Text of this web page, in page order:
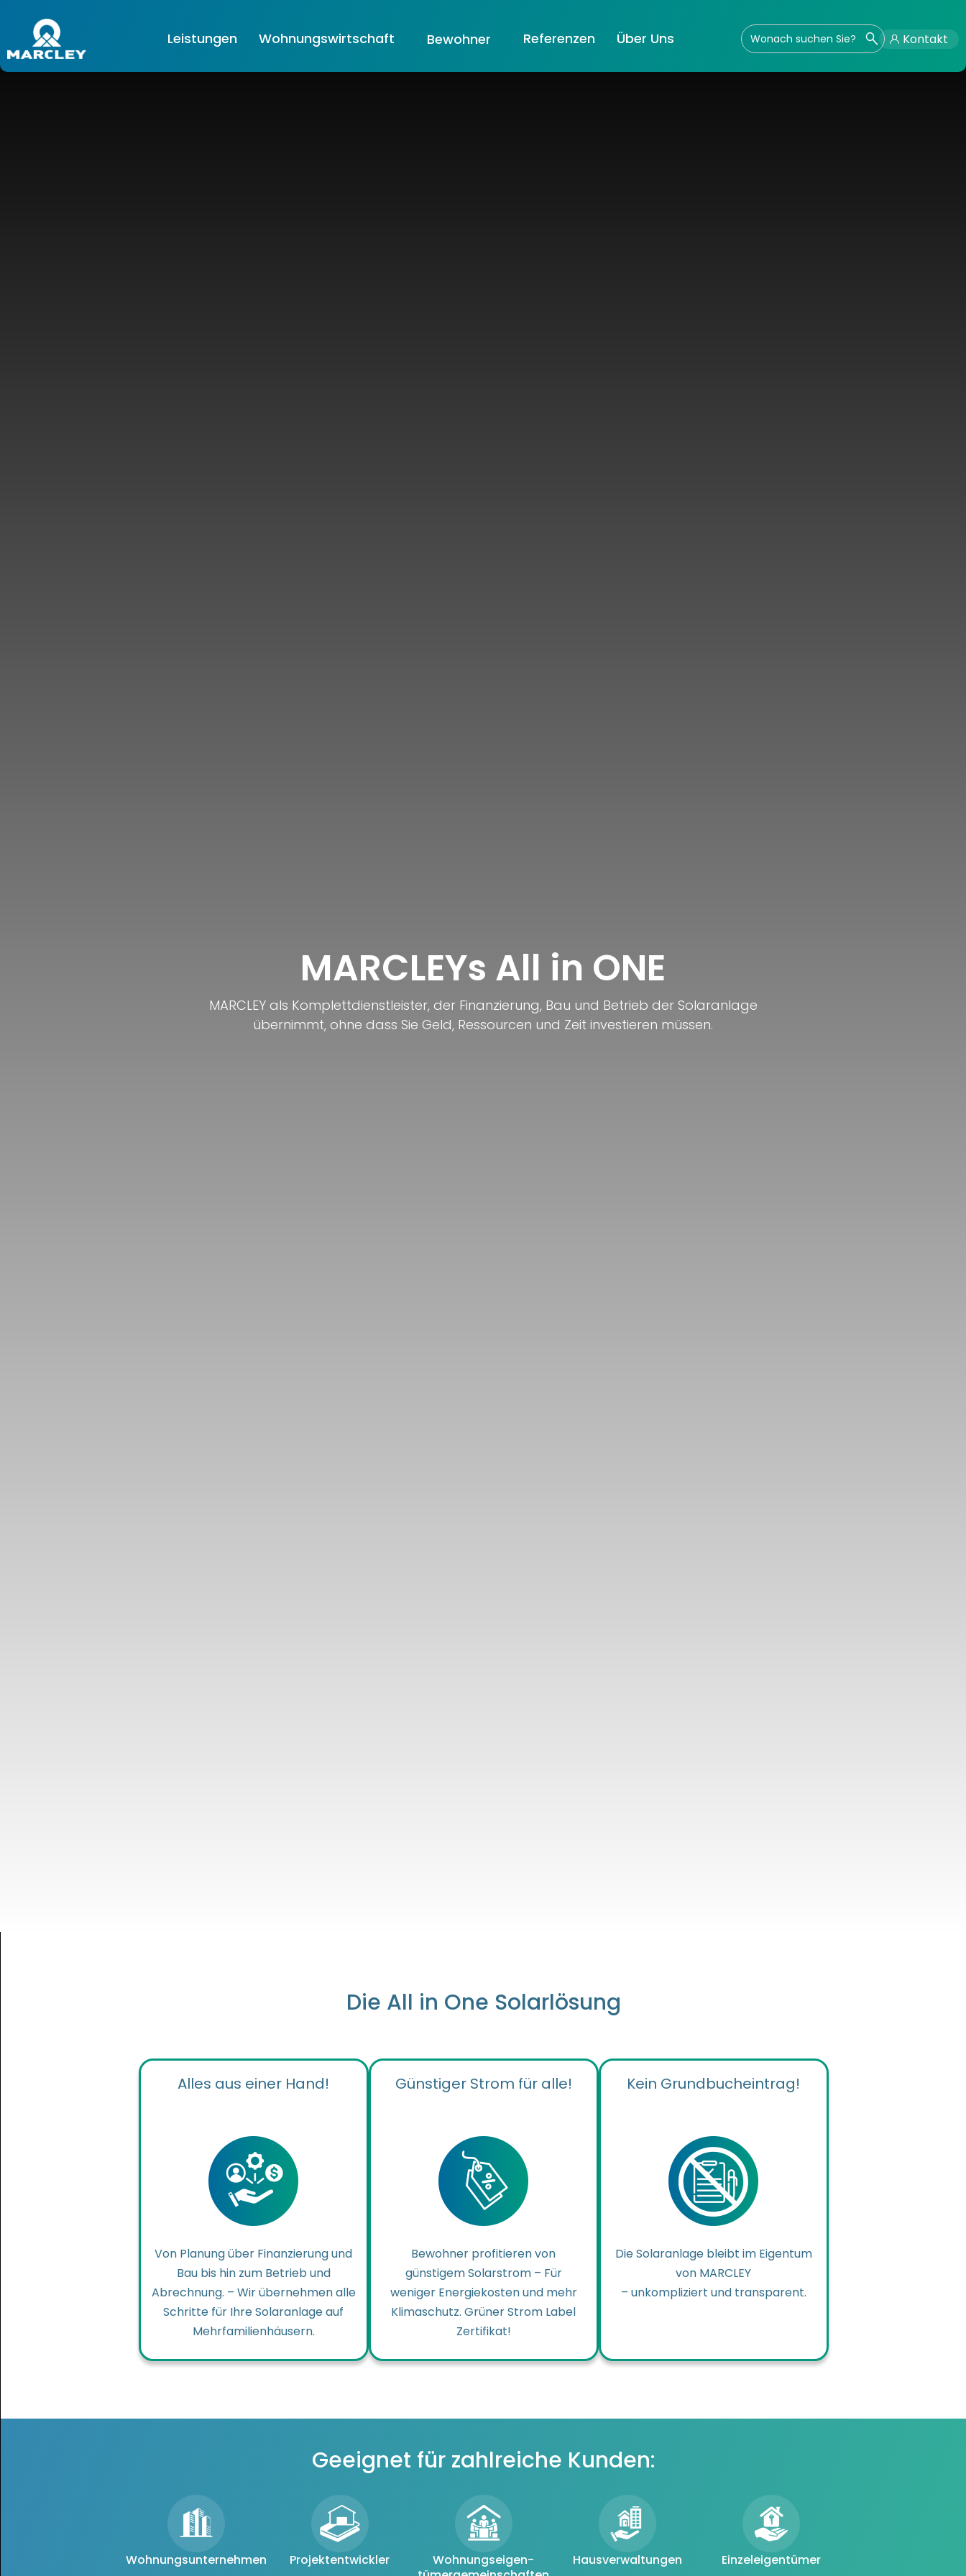
Leistungen Wohnungswirtschaft Bewohner Referenzen Über Uns Kontakt
MARCLEYs All in ONE
MARCLEY als Komplettdienstleister, der Finanzierung, Bau und Betrieb der Solaranlage
übernimmt, ohne dass Sie Geld, Ressourcen und Zeit investieren müssen.
Die All in One Solarlösung
Alles aus einer Hand!
Von Planung über Finanzierung und
Bau bis hin zum Betrieb und
Abrechnung. – Wir übernehmen alle
Schritte für Ihre Solaranlage auf
Mehrfamilienhäusern.
Günstiger Strom für alle!
Bewohner profitieren von
günstigem Solarstrom – Für
weniger Energiekosten und mehr
Klimaschutz. Grüner Strom Label
Zertifikat!
Kein Grundbucheintrag!
Die Solaranlage bleibt im Eigentum
von MARCLEY
– unkompliziert und transparent.
Geeignet für zahlreiche Kunden:
Wohnungsunternehmen Projektentwickler
Wohnungseigen-
Hausverwaltungen Einzeleigentümer